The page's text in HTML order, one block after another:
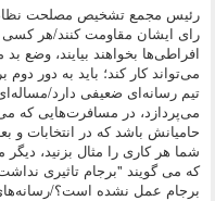
رئیس مجمع تشخیص مصلحت نظام:
رای ایشان مقاومت کنند/هر کسی
افراطی‌ها بخواهند بیایند، وضع
می‌تواند کار کند؛ باید به دور
تیم رسانه‌ای ضعیفی دارد/
می‌پردازد، در مسافرت‌هایی که
حامیانش باشد که در انتخابات و
شما هر کاری را مثال بزنید،
که می گویند "برجام تاثیری
برجام عمل نشده است؟/